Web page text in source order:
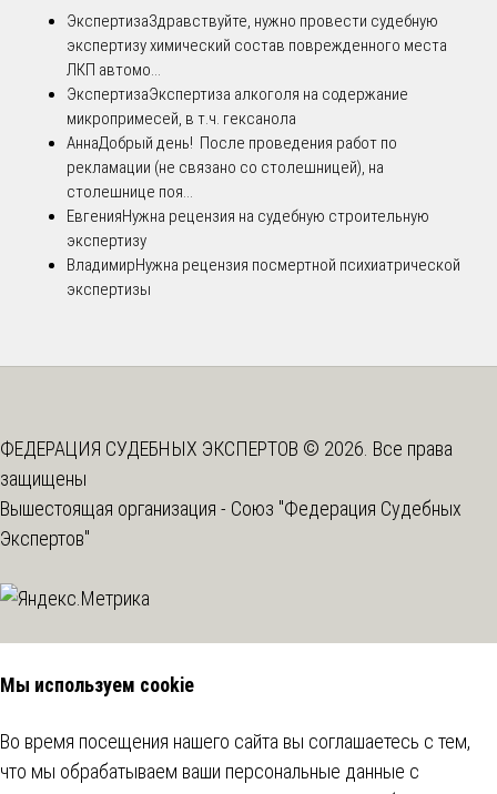
ЭкспертизаЗдравствуйте, нужно провести судебную
экспертизу химический состав поврежденного места
ЛКП автомо...
ЭкспертизаЭкспертиза алкоголя на содержание
микропримесей, в т.ч. гексанола
АннаДобрый день! После проведения работ по
рекламации (не связано со столешницей), на
столешнице поя...
ЕвгенияНужна рецензия на судебную строительную
экспертизу
ВладимирНужна рецензия посмертной психиатрической
экспертизы
ФЕДЕРАЦИЯ СУДЕБНЫХ ЭКСПЕРТОВ © 2026. Все права
защищены
Вышестоящая организация - Союз "Федерация Судебных
Экспертов"
Мы используем cookie
Во время посещения нашего сайта вы соглашаетесь с тем,
что мы обрабатываем ваши персональные данные с